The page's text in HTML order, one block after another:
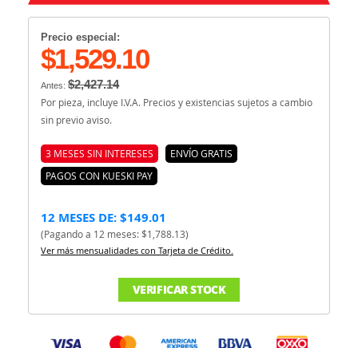
Precio especial:
$1,529.10
Antes: $2,427.14
Por pieza, incluye I.V.A. Precios y existencias sujetos a cambio
sin previo aviso.
3 MESES SIN INTERESES
ENVÍO GRATIS
PAGOS CON KUESKI PAY
12 MESES DE: $149.01
(Pagando a 12 meses: $1,788.13)
Ver más mensualidades con Tarjeta de Crédito.
VERIFICAR STOCK